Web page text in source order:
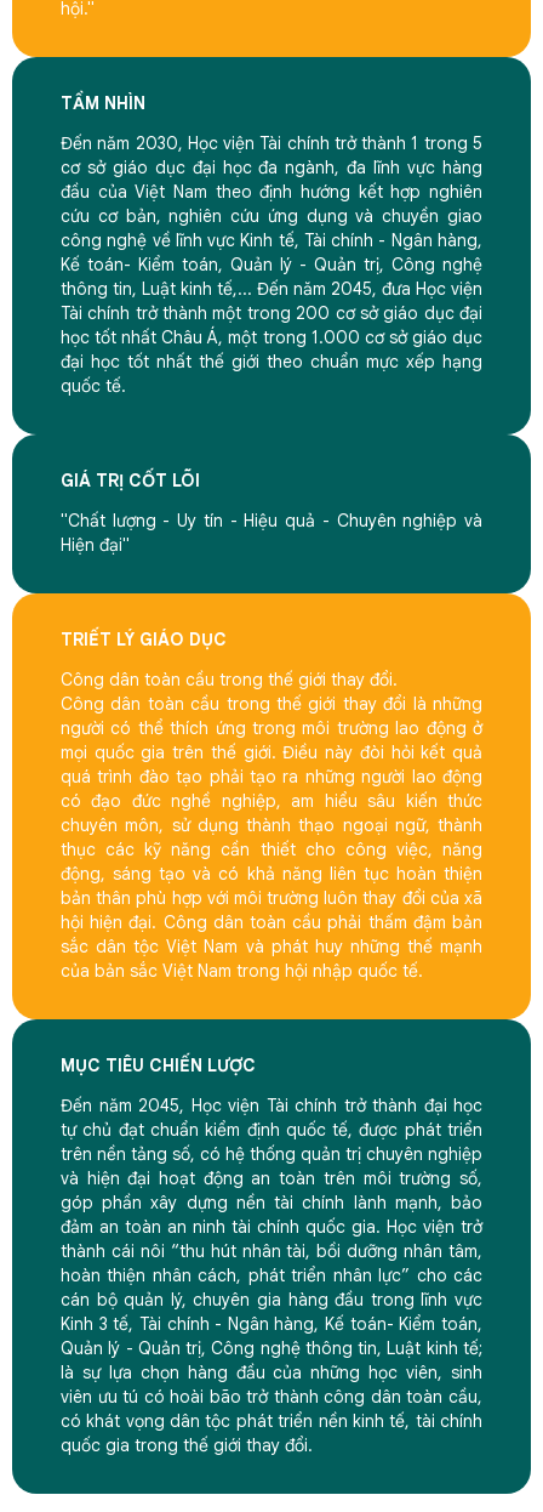
hội."
TẦM NHÌN
Đến năm 2030, Học viện Tài chính trở thành 1 trong 5
cơ sở giáo dục đại học đa ngành, đa lĩnh vực hàng
đầu của Việt Nam theo định hướng kết hợp nghiên
cứu cơ bản, nghiên cứu ứng dụng và chuyền giao
công nghệ về lĩnh vực Kinh tế, Tài chính - Ngân hàng,
Kế toán- Kiểm toán, Quản lý - Quản trị, Công nghệ
thông tin, Luật kinh tế,... Đến năm 2045, đưa Học viện
Tài chính trở thành một trong 200 cơ sở giáo dục đại
học tốt nhất Châu Á, một trong 1.000 cơ sở giáo dục
đại học tốt nhất thế giới theo chuẩn mực xếp hạng
quốc tế.
GIÁ TRỊ CỐT LÕI
"Chất lượng - Uy tín - Hiệu quả - Chuyên nghiệp và
Hiện đại"
TRIẾT LÝ GIÁO DỤC
Công dân toàn cầu trong thế giới thay đổi.
Công dân toàn cầu trong thế giới thay đổi là những
người có thể thích ứng trong môi trường lao động ở
mọi quốc gia trên thế giới. Điều này đòi hỏi kết quả
quá trình đào tạo phải tạo ra những người lao động
có đạo đức nghề nghiệp, am hiểu sâu kiến thức
chuyên môn, sử dụng thành thạo ngoại ngữ, thành
thục các kỹ năng cần thiết cho công việc, năng
động, sáng tạo và có khả năng liên tục hoàn thiện
bản thân phù hợp với môi trường luôn thay đổi của xã
hội hiện đại. Công dân toàn cầu phải thấm đậm bản
sắc dân tộc Việt Nam và phát huy những thế mạnh
của bản sắc Việt Nam trong hội nhập quốc tế.
MỤC TIÊU CHIẾN LƯỢC
Đến năm 2045, Học viện Tài chính trở thành đại học
tự chủ đạt chuẩn kiểm định quốc tế, được phát triển
trên nền tảng số, có hệ thống quản trị chuyên nghiệp
và hiện đại hoạt động an toàn trên môi trường số,
góp phần xây dựng nền tài chính lành mạnh, bảo
đảm an toàn an ninh tài chính quốc gia. Học viện trở
thành cái nôi “thu hút nhân tài, bồi dưỡng nhân tâm,
hoàn thiện nhân cách, phát triển nhân lực” cho các
cán bộ quản lý, chuyên gia hàng đầu trong lĩnh vực
Kinh 3 tế, Tài chính - Ngân hàng, Kế toán- Kiểm toán,
Quản lý - Quản trị, Công nghệ thông tin, Luật kinh tế;
là sự lựa chọn hàng đầu của những học viên, sinh
viên ưu tú có hoài bão trở thành công dân toàn cầu,
có khát vọng dân tộc phát triển nền kinh tế, tài chính
quốc gia trong thế giới thay đổi.